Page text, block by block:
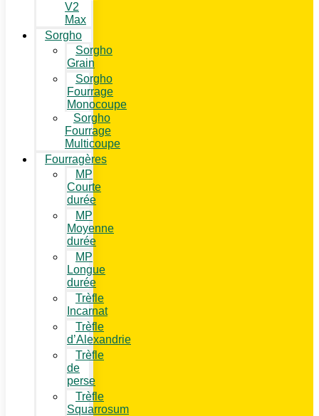
V2
Max
Sorgho
Sorgho
Grain
Sorgho
Fourrage
Monocoupe
Sorgho
Fourrage
Multicoupe
Fourragères
MP
Courte
durée
MP
Moyenne
durée
MP
Longue
durée
Trèfle
Incarnat
Trèfle
d’Alexandrie
Trèfle
de
perse
Trèfle
Squarrosum